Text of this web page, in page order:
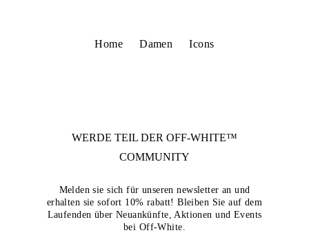
Home Damen Icons
WERDE TEIL DER OFF-WHITE™
COMMUNITY
Melden sie sich für unseren newsletter an und
erhalten sie sofort 10% rabatt! Bleiben Sie auf dem
Laufenden über Neuankünfte, Aktionen und Events
bei Off-White.